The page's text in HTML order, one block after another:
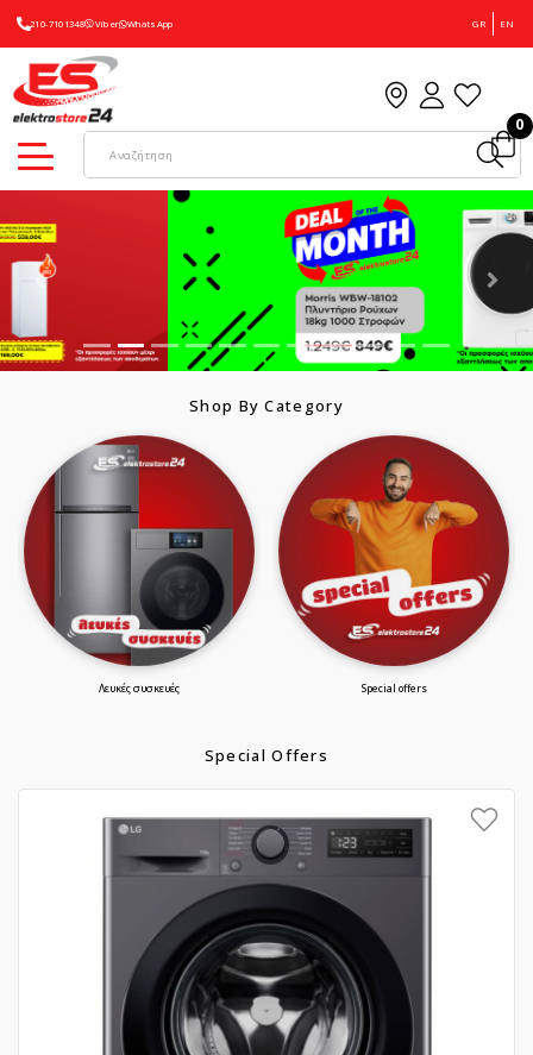
210-7101348 Viber WhatsApp GR EN
0
Shop By Category
λευκές συσκευές special offers
Special Offers